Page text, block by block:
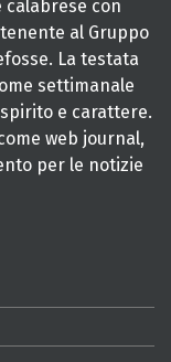
con
al Gruppo
La testata
settimanale
e carattere.
web journal,
per le notizie